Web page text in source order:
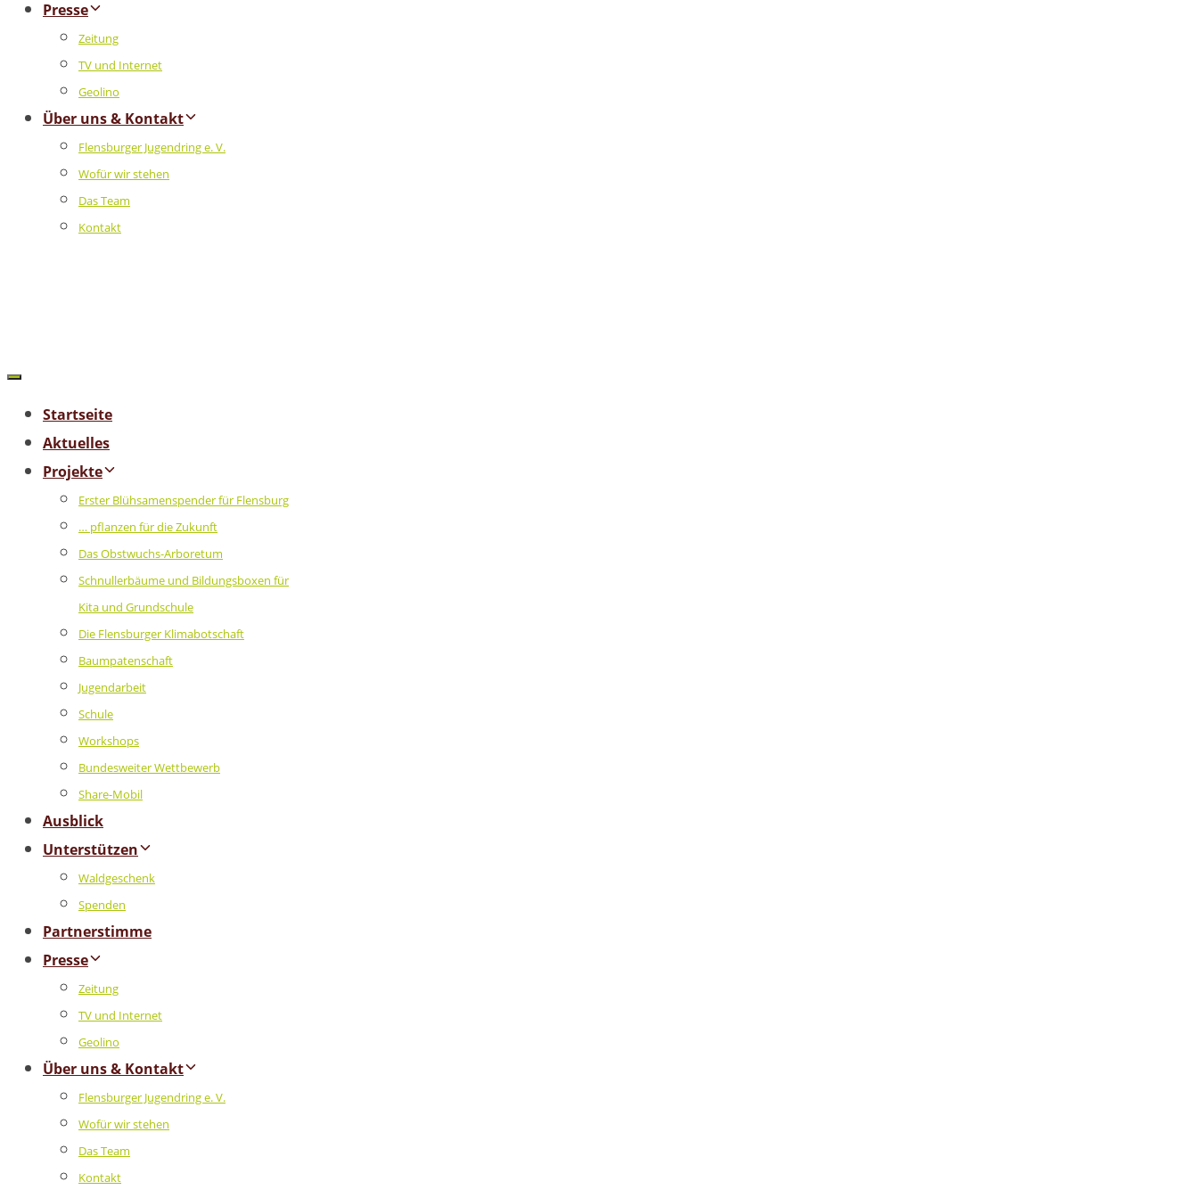
Presse
Zeitung
TV und Internet
Geolino
Über uns & Kontakt
Flensburger Jugendring e. V.
Wofür wir stehen
Das Team
Kontakt
Startseite
Aktuelles
Projekte
Erster Blühsamenspender für Flensburg
… pflanzen für die Zukunft
Das Obstwuchs-Arboretum
Schnullerbäume und Bildungsboxen für
Kita und Grundschule
Die Flensburger Klimabotschaft
Baumpatenschaft
Jugendarbeit
Schule
Workshops
Bundesweiter Wettbewerb
Share-Mobil
Ausblick
Unterstützen
Waldgeschenk
Spenden
Partnerstimme
Presse
Zeitung
TV und Internet
Geolino
Über uns & Kontakt
Flensburger Jugendring e. V.
Wofür wir stehen
Das Team
Kontakt